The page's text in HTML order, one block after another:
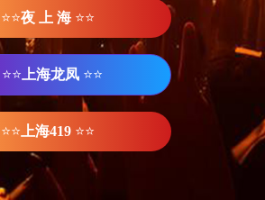
⭐⭐夜 上 海 ⭐⭐
⭐⭐ 上海龙凤 ⭐⭐
⭐⭐ 上海419 ⭐⭐